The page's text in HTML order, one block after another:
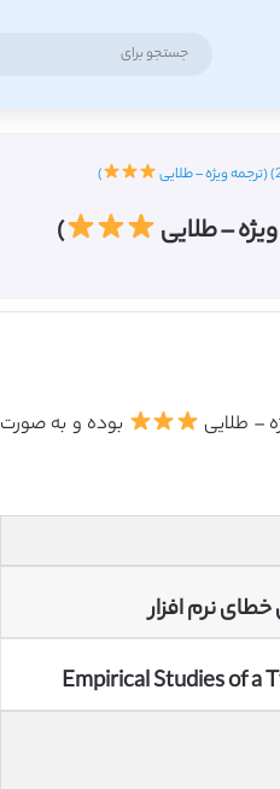
)
)
بوده و به صورت
نرم افزار
Empirical Studies of a